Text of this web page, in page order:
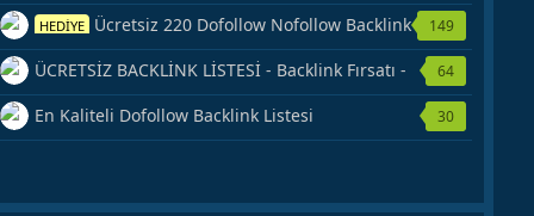
Backlink Kaynağı Veriyorum.
HEDİYE Ücretsiz 220 Dofollow Nofollow Backlink
Veriyorum
149
ÜCRETSİZ BACKLİNK LİSTESİ - Backlink Fırsatı -
Hemen Yetiş!
64
En Kaliteli Dofollow Backlink Listesi 30